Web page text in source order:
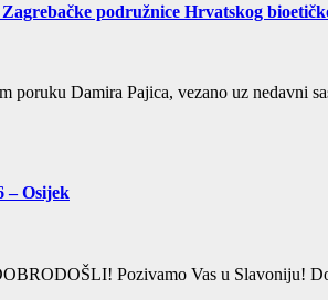
podružnice Hrvatskog
poruku Damira Pajica, vezano uz nedavni
– Osijek
Pozivamo Vas u Slavoniju!